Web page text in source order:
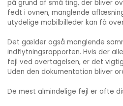
på grund af små ting, der bliver
fedt i ovnen, manglende
utydelige mobilbilleder kan få
Det gælder også manglende
indflytningsrapporten. Hvis der
fejl ved overtagelsen, er det
Uden den dokumentation bliver
De mest almindelige fejl er ofte